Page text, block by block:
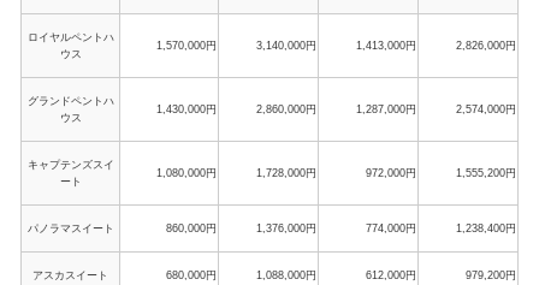
ロイヤルペントハ
ウス
1,570,000円 3,140,000円 1,413,000円 2,826,000円
グランドペントハ
ウス
1,430,000円 2,860,000円 1,287,000円 2,574,000円
キャプテンズスイ
ート
1,080,000円 1,728,000円 972,000円 1,555,200円
パノラマスイート 860,000円 1,376,000円 774,000円 1,238,400円
アスカスイート 680,000円 1,088,000円 612,000円 979,200円